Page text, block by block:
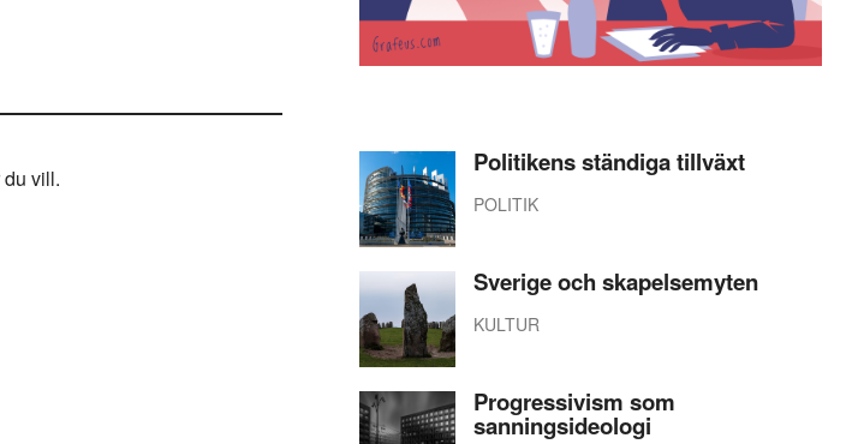
vill.
Politikens ständiga tillväxt
POLITIK
Sverige och skapelsemyten
KULTUR
Progressivism som
sanningsideologi